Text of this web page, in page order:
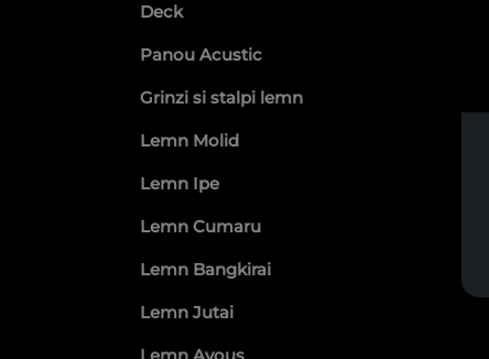
Deck
Panou Acustic
Grinzi si stalpi lemn
Lemn Molid
Lemn Ipe
Lemn Cumaru
Lemn Bangkirai
Lemn Jutai